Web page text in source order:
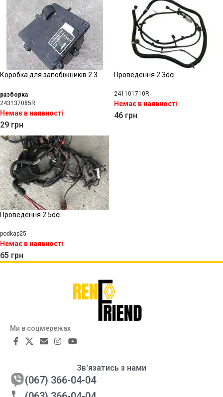
Коробка для запобіжників 2.3
разборка
243137085R
Немає в наявності
29 грн
Проведення 2.3dci
241101710R
Немає в наявності
46 грн
Проведення 2.5dci
podkap25
Немає в наявності
65 грн
Ми в соцмережах
Зв'язатись з нами
(067) 366-04-04